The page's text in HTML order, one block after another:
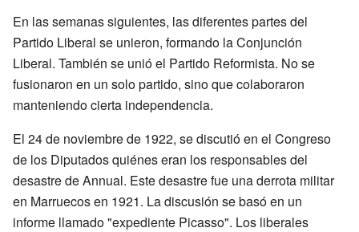
En las semanas siguientes, las diferentes partes del
Partido Liberal se unieron, formando la Conjunción
Liberal. También se unió el Partido Reformista. No se
fusionaron en un solo partido, sino que colaboraron
manteniendo cierta independencia.
El 24 de noviembre de 1922, se discutió en el Congreso
de los Diputados quiénes eran los responsables del
desastre de Annual. Este desastre fue una derrota militar
en Marruecos en 1921. La discusión se basó en un
informe llamado "expediente Picasso". Los liberales